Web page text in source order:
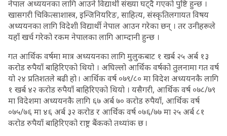
नेपाल अध्ययनका लागि आउने विद्यार्थी संख्या घट्दै गएको पुष्टि हुन्छ ।
खासगरी चिकित्साशास्त्र, इन्जिनियरिङ, साहित्य, संस्कृतिलगायत विषय
अध्ययनका लागि विदेशी विद्यार्थी नेपाल आउन गरेका छन् । तर उनीहरूले
यहाँ खर्च गरेको रकम नेपालका लागि आम्दानी हुन्छ ।
गत आर्थिक वर्षमा मात्र अध्ययनका लागि मुलुकबाट १ खर्ब २५ अर्ब १३
करोड रुपैयाँ बाहिरिएको थियो । अघिल्लो आर्थिक वर्षको तुलनामा गत वर्ष
यो २४ प्रतिशतले बढी हो । आर्थिक वर्ष ०७९/८० मा विदेश अध्ययनकै लागि
१ खर्ब ४२ करोड रुपैयाँ बाहिरिएको थियो । यसैगरी, आर्थिक वर्ष ०७८/७९
मा विदेशमा अध्ययनकै लागि ६७ अर्ब ७० करोड रुपैयाँ, आर्थिक वर्ष
०७५/७६ मा ४६ अर्ब ३२ करोड र आर्थिक वर्ष ०७६/७७ मा २५ अर्ब ८१
करोड रुपैयाँ बाहिरिएको राष्ट्र बैंकको तथ्यांक छ ।